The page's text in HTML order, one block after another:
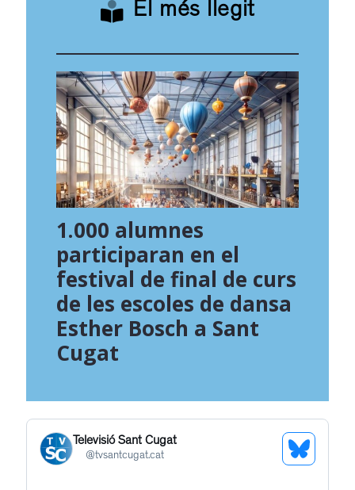
El més llegit
1.000 alumnes
participaran en el
festival de final de curs
de les escoles de dansa
Esther Bosch a Sant
Cugat
Televisió Sant Cugat
@tvsantcugat.cat
See